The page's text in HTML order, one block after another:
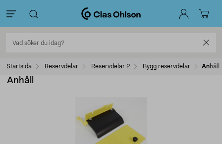
Startsida Reservdelar Reservdelar 2 Bygg reservdelar Anhåll
Anhåll